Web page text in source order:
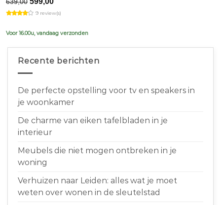
price
was:
is:
9 review(s)
Voor 16.00u, vandaag verzonden
Recente berichten
De perfecte opstelling voor tv en speakers in
je woonkamer
De charme van eiken tafelbladen in je
interieur
Meubels die niet mogen ontbreken in je
woning
Verhuizen naar Leiden: alles wat je moet
weten over wonen in de sleutelstad